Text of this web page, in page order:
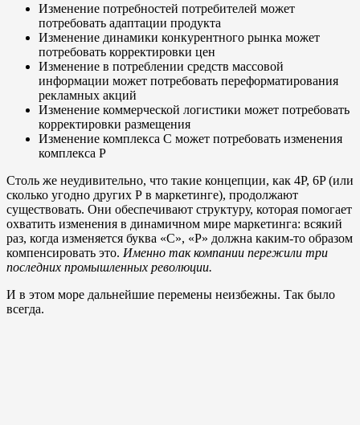
Изменение потребностей потребителей может
потребовать адаптации продукта
Изменение динамики конкурентного рынка может
потребовать корректировки цен
Изменение в потреблении средств массовой
информации может потребовать переформатирования
рекламных акций
Изменение коммерческой логистики может потребовать
корректировки размещения
Изменение комплекса С может потребовать изменения
комплекса P
Столь же неудивительно, что такие концепции, как 4P, 6P (или
сколько угодно других P в маркетинге), продолжают
существовать. Они обеспечивают структуру, которая помогает
охватить изменения в динамичном мире маркетинга: всякий
раз, когда изменяется буква «C», «P» должна каким-то образом
компенсировать это. Именно так компании пережили три
последних промышленных революции.
И в этом море дальнейшие перемены неизбежны. Так было
всегда.